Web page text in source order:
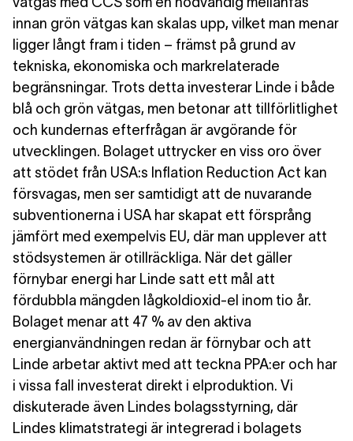
innan grön vätgas kan skalas upp, vilket man menar
ligger långt fram i tiden – främst på grund av
tekniska, ekonomiska och markrelaterade
begränsningar. Trots detta investerar Linde i både
blå och grön vätgas, men betonar att tillförlitlighet
och kundernas efterfrågan är avgörande för
utvecklingen. Bolaget uttrycker en viss oro över
att stödet från USA:s Inflation Reduction Act kan
försvagas, men ser samtidigt att de nuvarande
subventionerna i USA har skapat ett försprång
jämfört med exempelvis EU, där man upplever att
stödsystemen är otillräckliga. När det gäller
förnybar energi har Linde satt ett mål att
fördubbla mängden lågkoldioxid-el inom tio år.
Bolaget menar att 47 % av den aktiva
energianvändningen redan är förnybar och att
Linde arbetar aktivt med att teckna PPA:er och har
i vissa fall investerat direkt i elproduktion. Vi
diskuterade även Lindes bolagsstyrning, där
Lindes klimatstrategi är integrerad i bolagets